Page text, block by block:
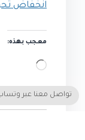
انخفاض
معجب بهذه:
جاري
تواصل معنا عبر